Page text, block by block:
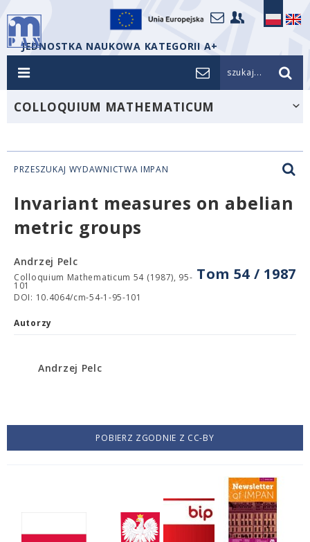
JEDNOSTKA NAUKOWA KATEGORII A+
szukaj...
COLLOQUIUM MATHEMATICUM
PRZESZUKAJ WYDAWNICTWA IMPAN
Invariant measures on abelian
metric groups
Tom 54 / 1987
Andrzej Pelc
Colloquium Mathematicum 54 (1987), 95-
101
DOI: 10.4064/cm-54-1-95-101
Autorzy
Andrzej Pelc
POBIERZ ZGODNIE Z CC-BY